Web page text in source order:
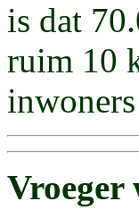
is dat
ruim 10
Vroeger